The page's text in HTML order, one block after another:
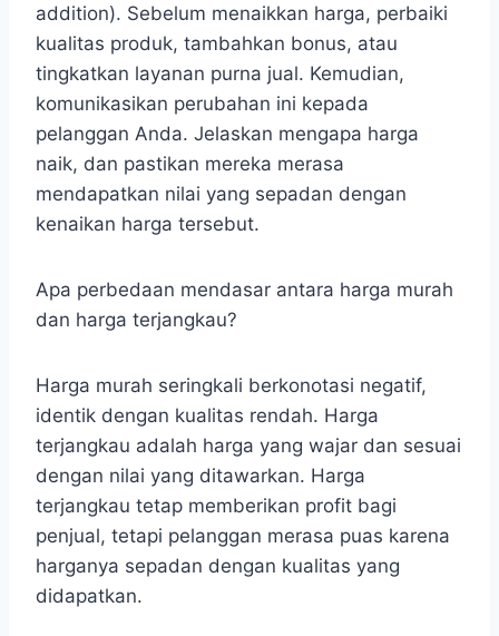
addition). Sebelum menaikkan harga, perbaiki
kualitas produk, tambahkan bonus, atau
tingkatkan layanan purna jual. Kemudian,
komunikasikan perubahan ini kepada
pelanggan Anda. Jelaskan mengapa harga
naik, dan pastikan mereka merasa
mendapatkan nilai yang sepadan dengan
kenaikan harga tersebut.
Apa perbedaan mendasar antara harga murah
dan harga terjangkau?
Harga murah seringkali berkonotasi negatif,
identik dengan kualitas rendah. Harga
terjangkau adalah harga yang wajar dan sesuai
dengan nilai yang ditawarkan. Harga
terjangkau tetap memberikan profit bagi
penjual, tetapi pelanggan merasa puas karena
harganya sepadan dengan kualitas yang
didapatkan.